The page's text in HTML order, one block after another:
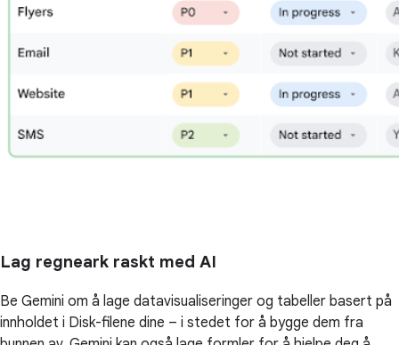
Lag regneark raskt med AI
Be Gemini om å lage datavisualiseringer og tabeller basert på
innholdet i Disk-filene dine – i stedet for å bygge dem fra